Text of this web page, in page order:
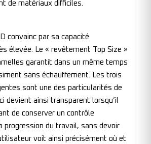
de matériaux difficiles.
convainc par sa capacité
élevée. Le « revêtement Top Size »
garantit dans un même temps
sans échauffement. Les trois
sont une des particularités de
devient ainsi transparent lorsqu’il
de conserver un contrôle
progression du travail, sans devoir
voit ainsi précisément où et